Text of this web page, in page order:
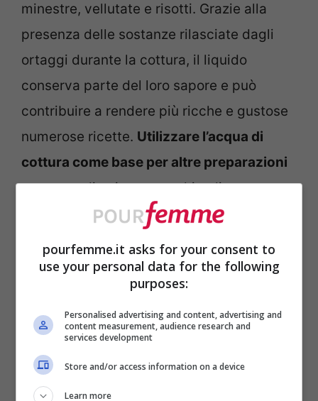
minestre, vellutate e risotti. Grazie alla
presenza delle sostanze rilasciate dagli
ortaggi durante la cottura, il liquido
conserva parte del loro sapore e può
contribuire a rendere più ricche e gustose
numerose ricette. Utilizzare l’acqua di
cottura come base per altre preparazioni
consente di evitare sprechi e di ottenere
un risultato più intenso dal punto di vista
Questo liquido può essere aggiunto anche
a impasti per pane, focacce o pizze,
sostituendo in tutto o in parte l’acqua
tradizionale. In alcuni casi viene utilizzato
per allungare salse o sughi, mantenendo
pourfemme.it asks for your consent to
use your personal data for the following
purposes:
Personalised advertising and content, advertising and
content measurement, audience research and
services development
Store and/or access information on a device
Learn more